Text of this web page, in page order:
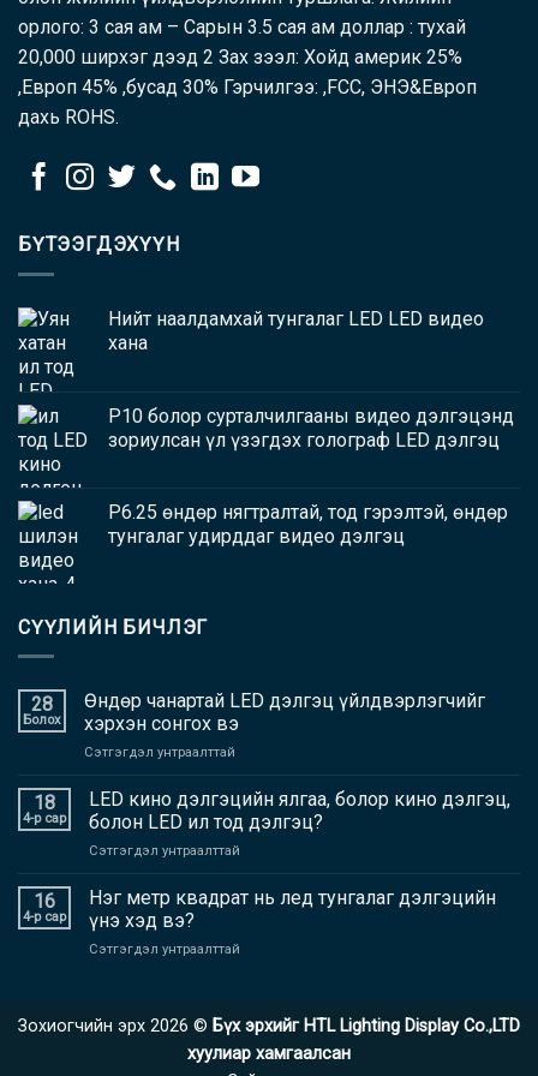
орлого: 3 сая ам – Сарын 3.5 сая ам доллар : тухай
20,000 ширхэг дээд 2 Зах зээл: Хойд америк 25%
,Европ 45% ,бусад 30% Гэрчилгээ: ,FCC, ЭНЭ&Европ
дахь ROHS.
БҮТЭЭГДЭХҮҮН
Нийт наалдамхай тунгалаг LED LED видео
хана
P10 болор сурталчилгааны видео дэлгэцэнд
зориулсан үл үзэгдэх голограф LED дэлгэц
P6.25 өндөр нягтралтай, тод гэрэлтэй, өндөр
тунгалаг удирддаг видео дэлгэц
СҮҮЛИЙН БИЧЛЭГ
28
Болох
Өндөр чанартай LED дэлгэц үйлдвэрлэгчийг
хэрхэн сонгох вэ
Сэтгэгдэл унтраалттай
чанартай
LED
дэлгэц
үйлдвэрлэгчийг
сонгох
18
4-р сар
LED кино дэлгэцийн ялгаа, болор кино дэлгэц,
болон LED ил тод дэлгэц?
Сэтгэгдэл унтраалттай
кино
дэлгэцийн
LED
ил
16
4-р сар
Нэг метр квадрат нь лед тунгалаг дэлгэцийн
үнэ хэд вэ?
Сэтгэгдэл унтраалттай
нь
лед
тунгалаг
Зохиогчийн эрх 2026 © Бүх эрхийг HTL Lighting Display Co.,LTD
хуулиар хамгаалсан